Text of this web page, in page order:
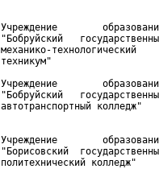
Учреждение
"Бобруйский
механико-технологический
техникум"
Учреждение
"Бобруйский
автотранспортный колледж"
Учреждение
"Борисовский
политехнический